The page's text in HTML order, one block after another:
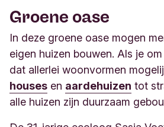
Groene oase
In deze groene oase mogen
eigen huizen bouwen. Als je
dat allerlei woonvormen
houses en aardehuizen tot
alle huizen zijn duurzaam